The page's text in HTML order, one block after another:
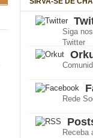
Siga
Twitter
Rede
Receba